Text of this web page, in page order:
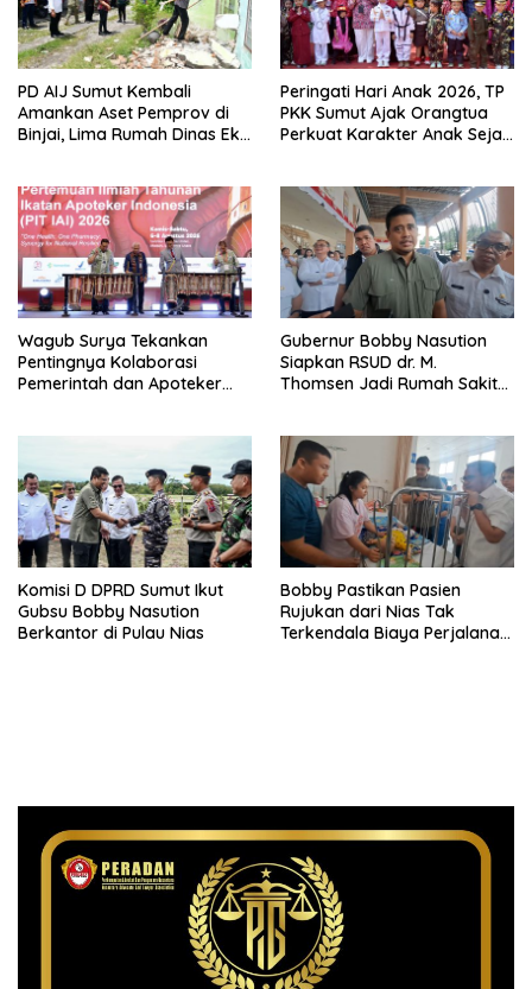
PD AIJ Sumut Kembali
Amankan Aset Pemprov di
Binjai, Lima Rumah Dinas Eks
Peringati Hari Anak 2026, TP
PKK Sumut Ajak Orangtua
Perkuat Karakter Anak Sejak
Wagub Surya Tekankan
Pentingnya Kolaborasi
Pemerintah dan Apoteker
Gubernur Bobby Nasution
Siapkan RSUD dr. M.
Thomsen Jadi Rumah Sakit
Komisi D DPRD Sumut Ikut
Gubsu Bobby Nasution
Berkantor di Pulau Nias
Bobby Pastikan Pasien
Rujukan dari Nias Tak
Terkendala Biaya Perjalanan